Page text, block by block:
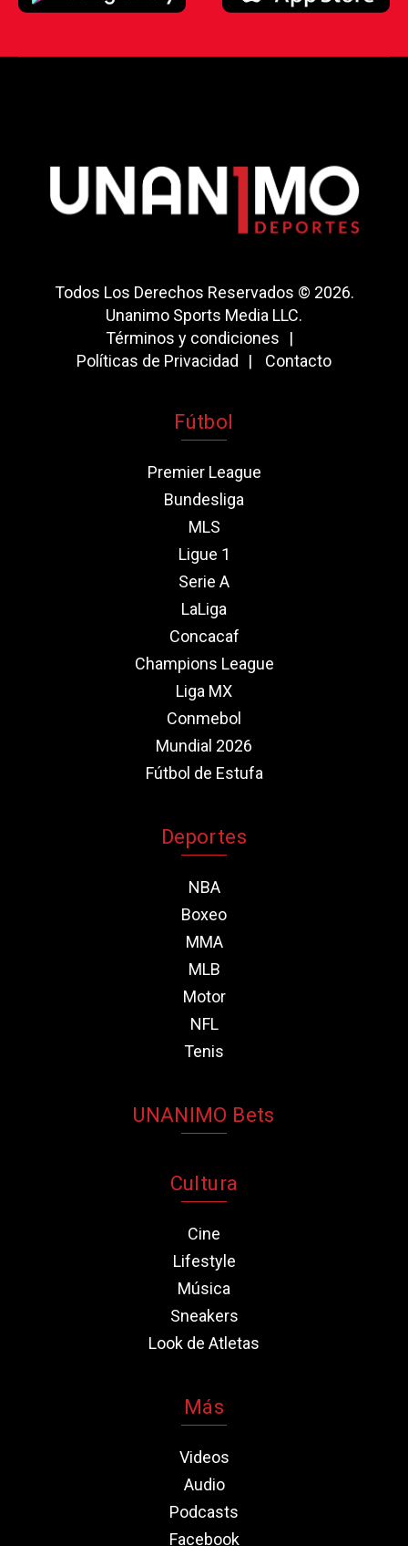
Todos Los Derechos Reservados © 2026.
Unanimo Sports Media LLC.
Términos y condiciones
Políticas de Privacidad
Contacto
Fútbol
Premier League
Bundesliga
MLS
Ligue 1
Serie A
LaLiga
Concacaf
Champions League
Liga MX
Conmebol
Mundial 2026
Fútbol de Estufa
Deportes
NBA
Boxeo
MMA
MLB
Motor
NFL
Tenis
UNANIMO Bets
Cultura
Cine
Lifestyle
Música
Sneakers
Look de Atletas
Más
Videos
Audio
Podcasts
Facebook